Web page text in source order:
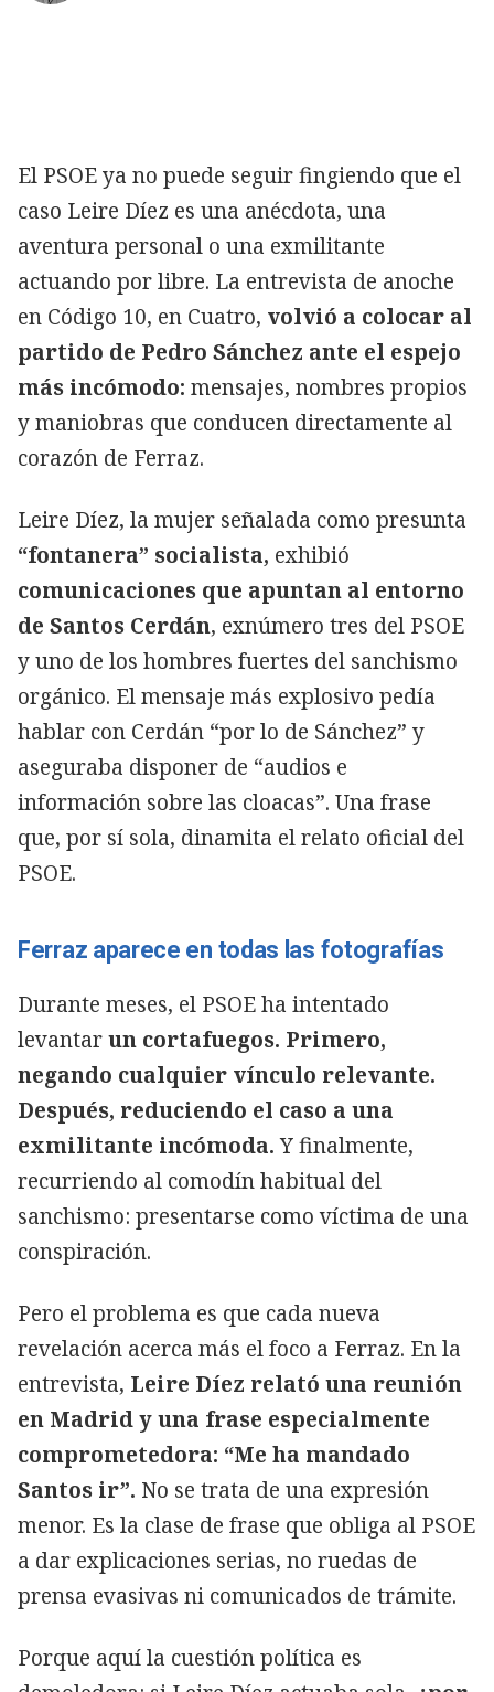
El PSOE ya no puede seguir fingiendo que el
caso Leire Díez es una anécdota, una
aventura personal o una exmilitante
actuando por libre. La entrevista de anoche
en Código 10, en Cuatro, volvió a colocar al
partido de Pedro Sánchez ante el espejo
más incómodo: mensajes, nombres propios
y maniobras que conducen directamente al
corazón de Ferraz.
Leire Díez, la mujer señalada como presunta
“fontanera” socialista, exhibió
comunicaciones que apuntan al entorno
de Santos Cerdán, exnúmero tres del PSOE
y uno de los hombres fuertes del sanchismo
orgánico. El mensaje más explosivo pedía
hablar con Cerdán “por lo de Sánchez” y
aseguraba disponer de “audios e
información sobre las cloacas”. Una frase
que, por sí sola, dinamita el relato oficial del
PSOE.
Ferraz aparece en todas las fotografías
Durante meses, el PSOE ha intentado
levantarun cortafuegos. Primero,
negando cualquier vínculo relevante.
Después, reduciendo el caso a una
exmilitante incómoda.Y finalmente,
recurriendo al comodín habitual del
sanchismo: presentarse como víctima de una
conspiración.
Pero el problema es que cada nueva
revelación acerca más el foco a Ferraz. En la
entrevista, Leire Díez relató una reunión
en Madrid y una frase especialmente
comprometedora: “Me ha mandado
Santos ir”. No se trata de una expresión
menor. Es la clase de frase que obliga al PSOE
a dar explicaciones serias, no ruedas de
prensa evasivas ni comunicados de trámite.
Porque aquí la cuestión política es